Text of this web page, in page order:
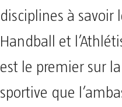
disciplines à savoir
Handball et
est le premier sur
sportive que